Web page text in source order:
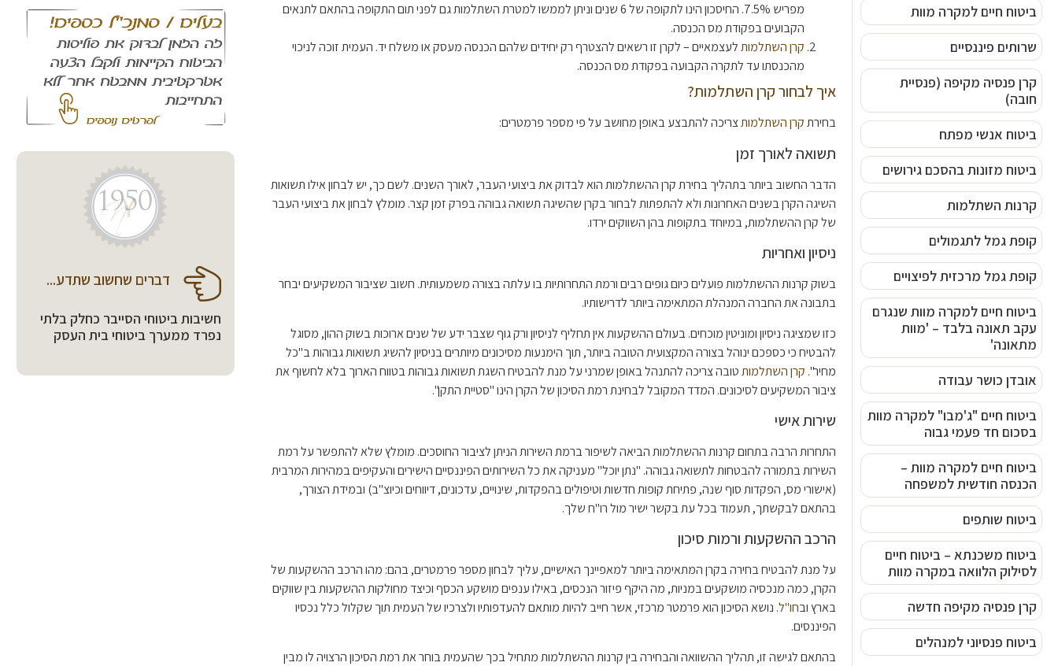
ביטוח חיים למקרה מוות
שרותים פיננסיים
קרן פנסיה מקיפה (פנסיית
חובה)
ביטוח אנשי מפתח
ביטוח מזונות בהסכם גירושים
קרנות השתלמות
קופת גמל לתגמולים
קופת גמל מרכזית לפיצויים
ביטוח חיים למקרה מוות שנגרם
עקב תאונה בלבד – 'מוות
מתאונה'
אובדן כושר עבודה
ביטוח חיים "ג'מבו" למקרה מוות
בסכום חד פעמי גבוה
ביטוח חיים למקרה מוות –
הכנסה חודשית למשפחה
ביטוח שותפים
ביטוח משכנתא – ביטוח חיים
לסילוק הלוואה במקרה מוות
קרן פנסיה מקיפה חדשה
ביטוח פנסיוני למנהלים
מפריש 7.5%. החיסכון הינו לתקופה של 6 שנים וניתן לממשו למטרת השתלמות גם לפני תום התקופה בהתאם לתנאים
הקבועים בפקודת מס הכנסה.
קרן השתלמותלעצמאיים – לקרן זו רשאים להצטרף רק יחידים שלהם הכנסה מעסק או משלח יד. העמית זוכה לניכוי
מהכנסתו עד לתקרה הקבועה בפקודת מס הכנסה.
איך לבחור קרן השתלמות?
בחירתקרן השתלמותצריכה להתבצע באופן מחושב על פי מספר פרמטרים:
תשואה לאורך זמן
הדבר החשוב ביותר בתהליך בחירת קרן ההשתלמות הוא לבדוק את ביצועי העבר, לאורך השנים. לשם כך, יש לבחון אילו תשואות
השיגה הקרן בשנים האחרונות ולא להתפתות לבחור בקרן שהשיגה תשואה גבוהה בפרק זמן קצר. מומלץ לבחון את ביצועי העבר
של קרן ההשתלמות, במיוחד בתקופות בהן השווקים ירדו.
ניסיון ואחריות
בשוק קרנות ההשתלמות פועלים כיום גופים רבים ורמת התחרותיות בו עלתה בצורה משמעותית. חשוב שציבור המשקיעים יבחר
בתבונה את החברה המנהלת המתאימה ביותר לדרישותיו.
כזו שמציגה ניסיון ומוניטין מוכחים. בעולם ההשקעות אין תחליף לניסיון ורק גוף שצבר ידע של שנים ארוכות בשוק ההון, מסוגל
להבטיח כי כספכם ינוהל בצורה המקצועית הטובה ביותר, תוך הימנעות מסיכונים מיותרים בניסיון להשיג תשואות גבוהות ב"כל
מחיר". קרן השתלמותטובה צריכה להתנהל באופן שמרני על מנת להבטיח השגת תשואות גבוהות בטווח הארוך בלא לחשוף את
ציבור המשקיעים לסיכונים. המדד המקובל לבחינת רמת הסיכון של הקרן הינו "סטיית התקן".
שירות אישי
התחרות הרבה בתחום קרנות ההשתלמות הביאה לשיפור ברמת השירות הניתן לציבור החוסכים. מומלץ שלא להתפשר על רמת
השירות בתמורה להבטחות לתשואה גבוהה. "נתן יוכל" מעניקה את כל השירותים הפיננסיים הישירים והעקיפים במהירות המרבית
(אישורי מס, הפקדות סוף שנה, פתיחת קופות חדשות וטיפולים בהפקדות, שינויים, עדכונים, דיווחים וכיוצ"ב) ובמידת הצורך,
בהתאם לבקשתך, תעמוד בכל עת בקשר ישיר מול רו"ח שלך.
הרכב ההשקעות ורמות סיכון
על מנת להבטיח בחירה בקרן המתאימה ביותר למאפיינך האישיים, עליך לבחון מספר פרמטרים, בהם: מהו הרכב ההשקעות של
הקרן, כמה מנכסיה מושקעים במניות, מה היקף פיזור הנכסים, באילו ענפים מושקע הכסף וכיצד מחולקות ההשקעות בין שווקים
בארץ ובחו"ל. נושא הסיכון הוא פרמטר מרכזי, אשר חייב להיות מותאם להעדפותיו ולצרכיו של העמית תוך שקלול כלל נכסיו
הפיננסים.
בהתאם לגישה זו, תהליך ההשוואה והבחירה בין קרנות ההשתלמות מתחיל בכך שהעמית בוחר את רמת הסיכון הרצויה לו מבין
דברים שחשוב שתדע...
חשיבות ביטוחי הסייבר כחלק בלתי
נפרד ממערך ביטוחי בית העסק